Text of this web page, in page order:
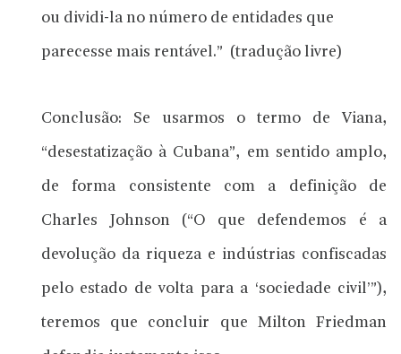
ou dividi-la no número de entidades que
parecesse mais rentável.” (tradução livre)
Conclusão: Se usarmos o termo de Viana,
“desestatização à Cubana”, em sentido amplo,
de forma consistente com a definição de
Charles Johnson (“O que defendemos é a
devolução da riqueza e indústrias confiscadas
pelo estado de volta para a ‘sociedade civil’”),
teremos que concluir que Milton Friedman